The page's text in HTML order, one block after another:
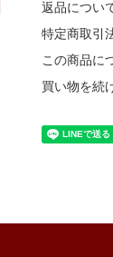
返品につい
特定商取引
この商品に
買い物を続